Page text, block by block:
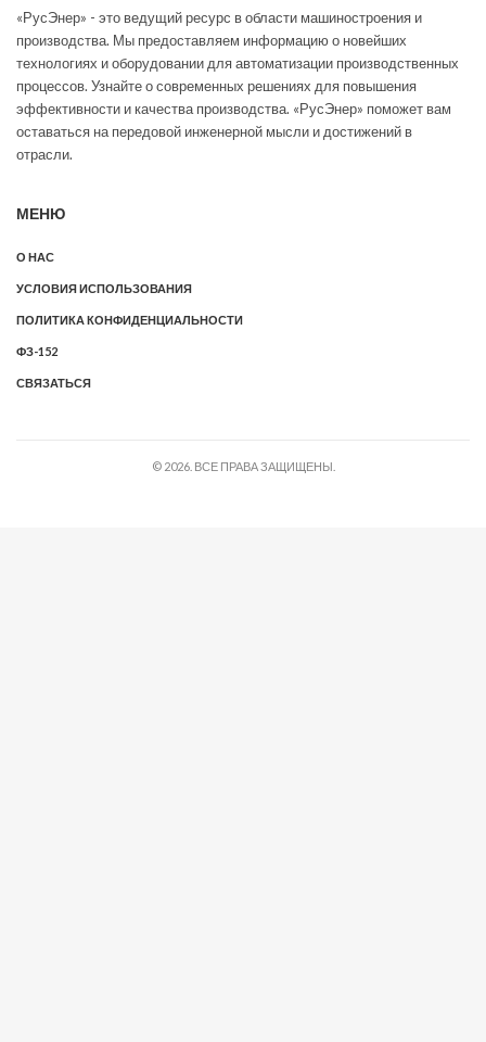
«РусЭнер» - это ведущий ресурс в области машиностроения и
производства. Мы предоставляем информацию о новейших
технологиях и оборудовании для автоматизации производственных
процессов. Узнайте о современных решениях для повышения
эффективности и качества производства. «РусЭнер» поможет вам
оставаться на передовой инженерной мысли и достижений в
отрасли.
МЕНЮ
О НАС
УСЛОВИЯ ИСПОЛЬЗОВАНИЯ
ПОЛИТИКА КОНФИДЕНЦИАЛЬНОСТИ
ФЗ-152
СВЯЗАТЬСЯ
© 2026. ВСЕ ПРАВА ЗАЩИЩЕНЫ.